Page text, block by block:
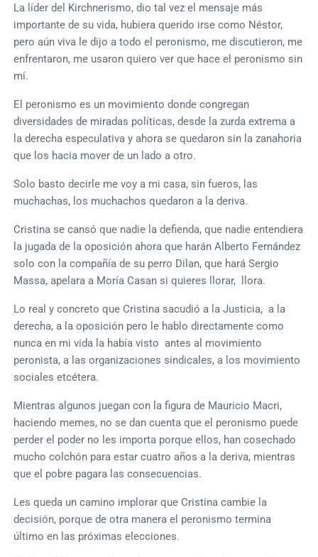
La líder del Kirchnerismo, dio tal vez el mensaje más
importante de su vida, hubiera querido irse como Néstor,
pero aún viva le dijo a todo el peronismo, me discutieron, me
enfrentaron, me usaron quiero ver que hace el peronismo sin
mí.
El peronismo es un movimiento donde congregan
diversidades de miradas políticas, desde la zurda extrema a
la derecha especulativa y ahora se quedaron sin la zanahoria
que los hacia mover de un lado a otro.
Solo basto decirle me voy a mi casa, sin fueros, las
muchachas, los muchachos quedaron a la deriva.
Cristina se cansó que nadie la defienda, que nadie entendiera
la jugada de la oposición ahora que harán Alberto Fernández
solo con la compañía de su perro Dilan, que hará Sergio
Massa, apelara a Moría Casan si quieres llorar, llora.
Lo real y concreto que Cristina sacudió a la Justicia, a la
derecha, a la oposición pero le hablo directamente como
nunca en mi vida la había visto antes al movimiento
peronista, a las organizaciones sindicales, a los movimiento
sociales etcétera.
Mientras algunos juegan con la figura de Mauricio Macri,
haciendo memes, no se dan cuenta que el peronismo puede
perder el poder no les importa porque ellos, han cosechado
mucho colchón para estar cuatro años a la deriva, mientras
que el pobre pagara las consecuencias.
Les queda un camino implorar que Cristina cambie la
decisión, porque de otra manera el peronismo termina
último en las próximas elecciones.